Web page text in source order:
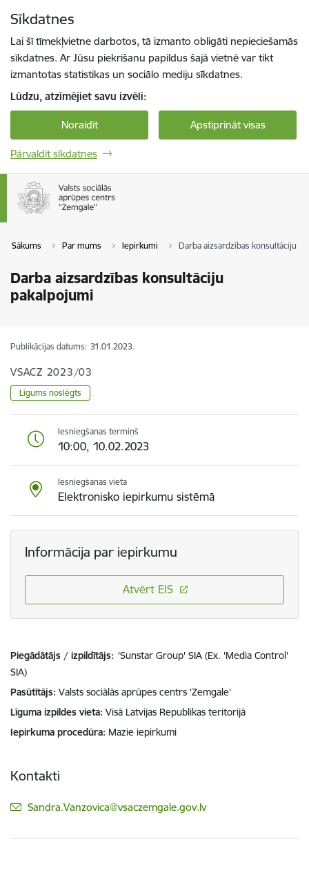
Sīkdatnes
Lai šī tīmekļvietne darbotos, tā izmanto obligāti nepieciešamās
sīkdatnes. Ar Jūsu piekrišanu papildus šajā vietnē var tikt
izmantotas statistikas un sociālo mediju sīkdatnes.
Lūdzu, atzīmējiet savu izvēli:
Noraidīt Apstiprināt visas
Pārvaldīt sīkdatnes
Sākums Par mums Iepirkumi Darba aizsardzības konsultāciju
Darba aizsardzības konsultāciju
pakalpojumi
Publikācijas datums: 31.01.2023.
VSACZ 2023/03
Līgums noslēgts
Iesniegšanas termiņš
10:00, 10.02.2023
Iesniegšanas vieta
Elektronisko iepirkumu sistēmā
Informācija par iepirkumu
Atvērt EIS
Piegādātājs / izpildītājs: 'Sunstar Group' SIA (Ex. 'Media Control'
SIA)
Pasūtītājs Valsts sociālās aprūpes centrs 'Zemgale'
Līguma izpildes vieta Visā Latvijas Republikas teritorijā
Iepirkuma procedūra Mazie iepirkumi
Kontakti
E-pasts:
Sandra.Vanzovica@vsaczemgale.gov.lv